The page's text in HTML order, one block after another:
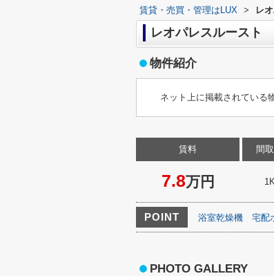
賃貸・売買・管理はLUX > レ
レオパレスルースト
物件紹介
ネット上に掲載されている
賃料
7.8万円
間
POINT 浴室乾燥機 宅配
PHOTO GALLERY